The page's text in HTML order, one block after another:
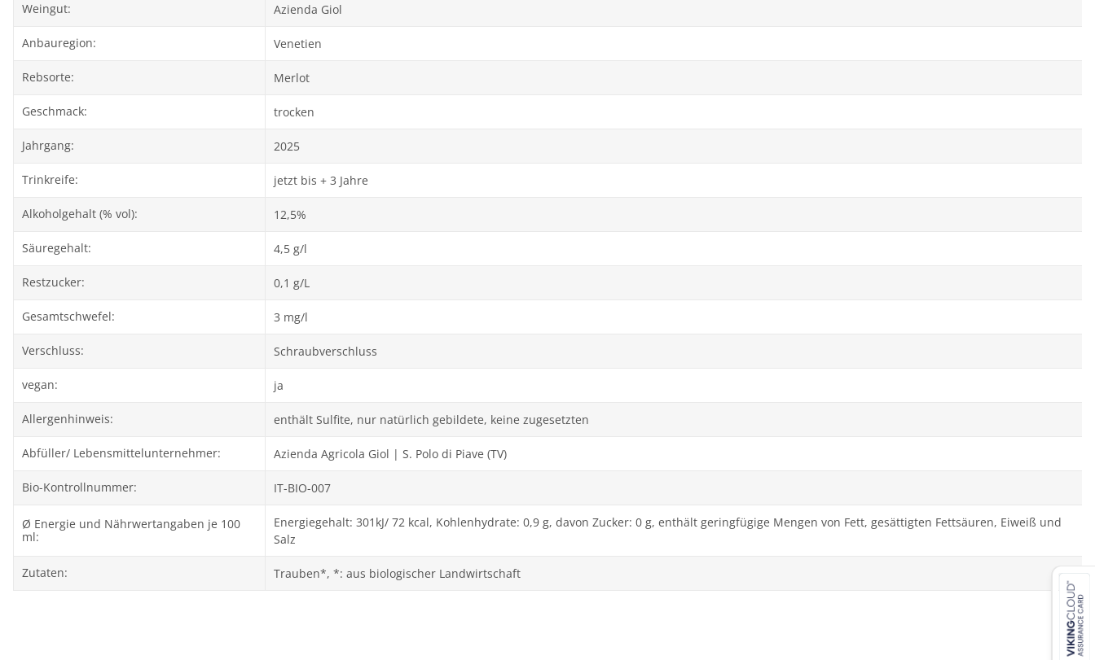
Weingut: Azienda Giol
Anbauregion: Venetien
Rebsorte: Merlot
Geschmack: trocken
Jahrgang: 2025
Trinkreife: jetzt bis + 3 Jahre
Alkoholgehalt (% vol): 12,5%
Säuregehalt: 4,5 g/l
Restzucker: 0,1 g/L
Gesamtschwefel: 3 mg/l
Verschluss: Schraubverschluss
vegan: ja
Allergenhinweis: enthält Sulfite, nur natürlich gebildete, keine zugesetzten
Abfüller/ Lebensmittelunternehmer: Azienda Agricola Giol | S. Polo di Piave (TV)
Bio-Kontrollnummer: IT-BIO-007
Ø Energie und Nährwertangaben je 100
ml:
Energiegehalt: 301kJ/ 72 kcal, Kohlenhydrate: 0,9 g, davon Zucker: 0 g, enthält geringfügige Mengen von Fett, gesättigten Fettsäuren, Eiweiß und
Salz
Zutaten: Trauben*, *: aus biologischer Landwirtschaft